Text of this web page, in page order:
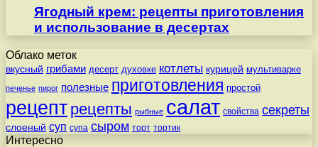
Ягодный крем: рецепты приготовления
и использование в десертах
Облако меток
вкусный грибами десерт духовке котлеты курицей мультиварке
печенье пирог полезные приготовления простой
рецепт рецепты рыбные салат свойства секреты
слоеный суп супа сыром торт тортик
Интересно